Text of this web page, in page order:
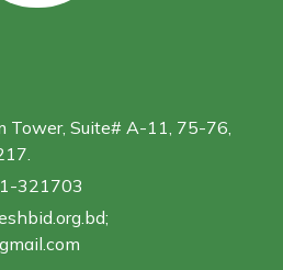
Tower, Suite# A-11, 75-76,
321703